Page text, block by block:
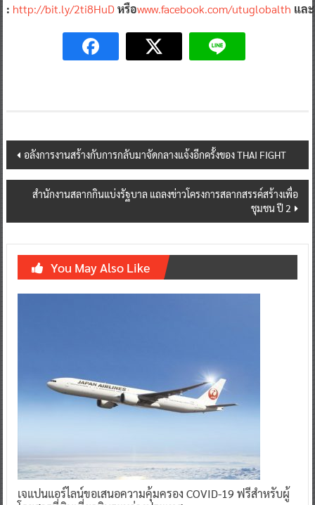
: http://bit.ly/2ti8HuD หรือwww.facebook.com/utuglobalth และ
Post
navigation
อลังการงานสร้างกับการกลับมาจัดกลางแจ้งอีกครั้งของ THAI FIGHT
สํานักงานสลากกินแบ่งรัฐบาล แถลงข่าวโครงการสลากสรรค์สร้างเพื่อ
ชุมชน ปี 2
You May Also Like
เจแปนแอร์ไลน์ขอเสนอความคุ้มครอง COVID-19 ฟรีสำหรับผู้